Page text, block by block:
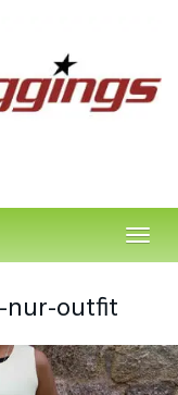
nur-outfit